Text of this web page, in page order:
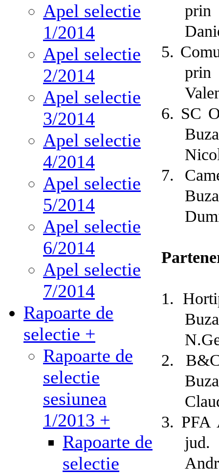
Apel selectie
1/2014
Apel selectie
2/2014
Apel selectie
3/2014
Apel selectie
4/2014
Apel selectie
5/2014
Apel selectie
6/2014
Apel selectie
7/2014
Rapoarte de
selectie +
Rapoarte de
selectie
sesiunea
1/2013 +
Rapoarte de
selectie
prin
5.
prin
6. SC
7.
1.
2.
3. PFA
jud.